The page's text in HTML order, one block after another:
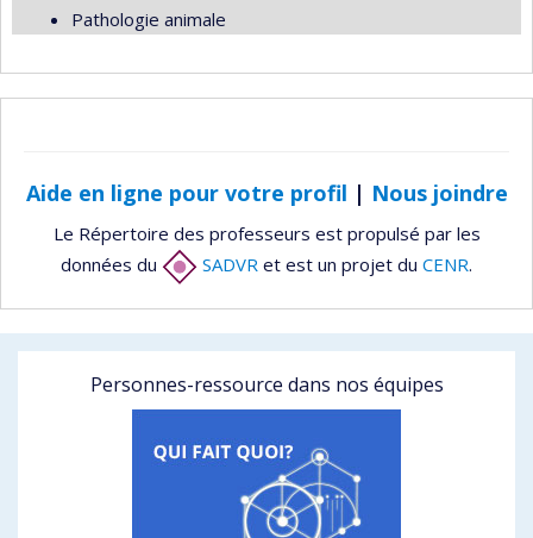
Pathologie animale
Aide en ligne pour votre profil | Nous joindre
Le Répertoire des professeurs est propulsé par les
données du
SADVR et est un projet du CENR.
Personnes-ressource dans nos équipes